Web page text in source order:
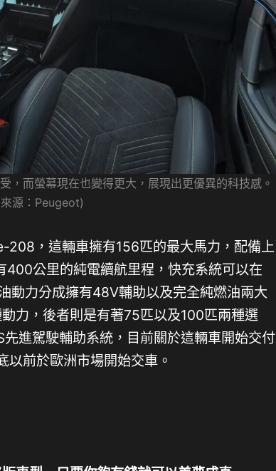
，而螢幕現在也變得更大，展現出更優異的科技感。
源：Peugeot)
208，這輛車擁有156匹的最大馬力，配備上
400公里的純電續航里程，快充系統可以在
動力分成擁有48V輔助以及完全純燃油兩大
力，後者則是有著75匹以及100匹兩種選
進駕駛輔助系統，目前關於這輛車開始交付
以前於歐洲市場開始交車。